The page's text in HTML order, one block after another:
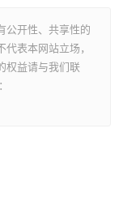
公开性、共享性的
表本网站立场，
权益请与我们联